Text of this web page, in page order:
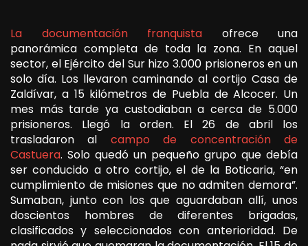
La documentación franquista ofrece una
panorámica completa de toda la zona. En aquel
sector, el Ejército del Sur hizo 3.000 prisioneros en un
solo día. Los llevaron caminando al cortijo Casa de
Zaldívar, a 15 kilómetros de Puebla de Alcocer. Un
mes más tarde ya custodiaban a cerca de 5.000
prisioneros. Llegó la orden. El 26 de abril los
trasladaron al campo de concentración de
Castuera. Solo quedó un pequeño grupo que debía
ser conducido a otro cortijo, el de la Boticaria, “en
cumplimiento de misiones que no admiten demora”.
Sumaban, junto con los que aguardaban allí, unos
doscientos hombres de diferentes brigadas,
clasificados y seleccionados con anterioridad. De